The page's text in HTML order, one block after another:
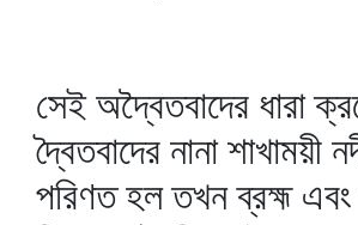
সেই অদ্বৈতবাদের ধারা
দ্বৈতবাদের নানা শাখাময়ী
পরিণত হল তখন ব্রহ্ম এবং